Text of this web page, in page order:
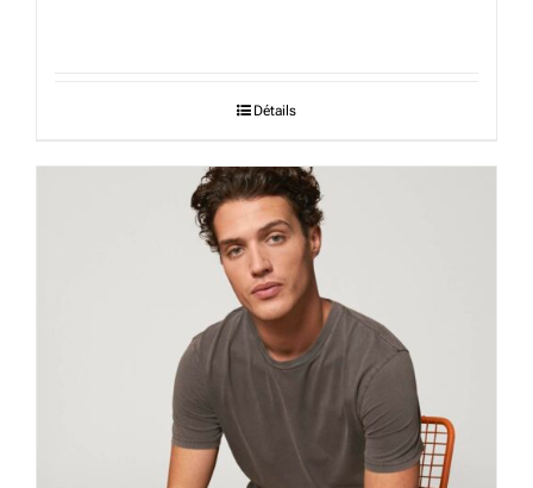
Détails